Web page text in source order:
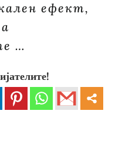
ефект,
…